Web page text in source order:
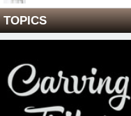
TOPICS